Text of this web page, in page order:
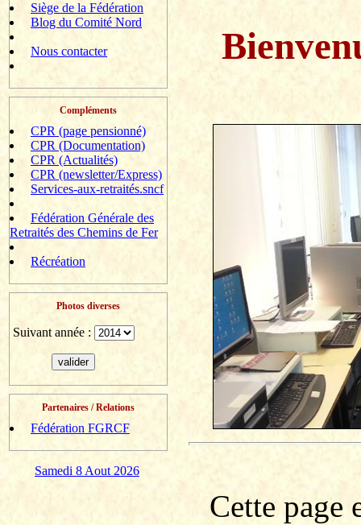
Siège de la Fédération
Blog du Comité Nord
Nous contacter
Compléments
CPR (page pensionné)
CPR (Documentation)
CPR (Actualités)
CPR (newsletter/Express)
Services-aux-retraités.sncf
Fédération Générale des
Retraités des Chemins de Fer
Récréation
Photos diverses
Suivant année :
Partenaires / Relations
Fédération FGRCF
Samedi 8 Aout 2026
Cette page